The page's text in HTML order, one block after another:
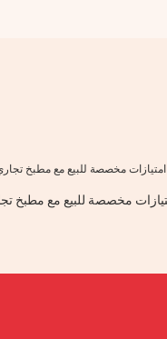
مخصصة للبيع مع مطبخ